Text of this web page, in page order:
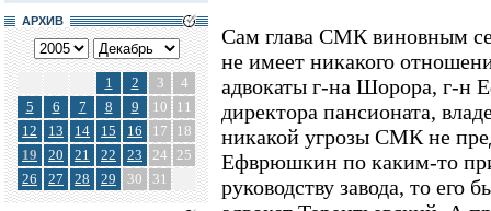
АРХИВ
1 2 3
4
5
6 7 8 9 10
11
12
13 14 15 16 17
18
19
20 21 22 23 24 25
26
27 28 29 30 31
Сам глава СМК виновным
не имеет никакого
адвокаты г-на Шорора, г-н
директора пансионата,
никакой угрозы СМК не
Ефврюшкин по каким-то
руководству завода, то его